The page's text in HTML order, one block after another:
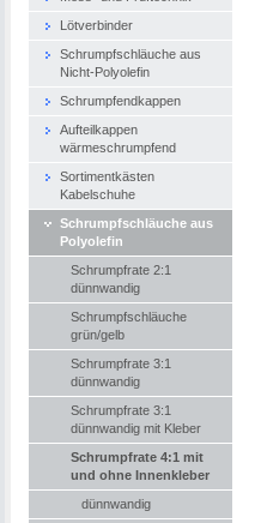
Lötverbinder
Schrumpfschläuche aus
Nicht-Polyolefin
Schrumpfendkappen
Aufteilkappen
wärmeschrumpfend
Sortimentkästen
Kabelschuhe
Schrumpfschläuche aus
Polyolefin
Schrumpfrate 2:1
dünnwandig
Schrumpfschläuche
grün/gelb
Schrumpfrate 3:1
dünnwandig
Schrumpfrate 3:1
dünnwandig mit Kleber
Schrumpfrate 4:1 mit
und ohne Innenkleber
dünnwandig